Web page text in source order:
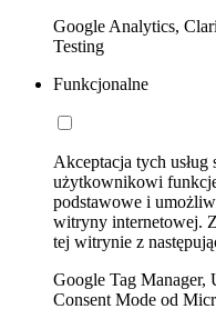
Google Analytics,
Testing
Funkcjonalne
Akceptacja tych
użytkownikowi
podstawowe i
witryny internetowej.
tej witrynie z
Google Tag
Consent Mode od